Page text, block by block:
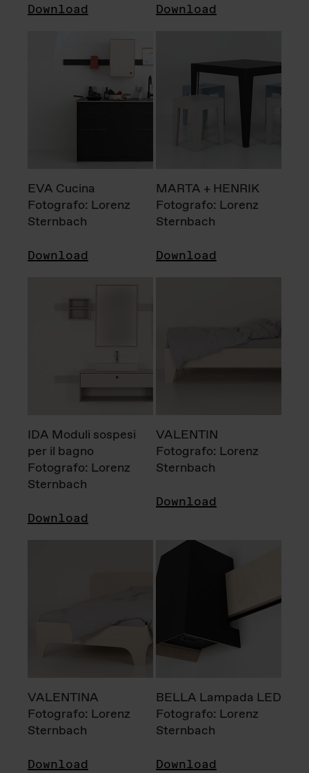
Download Download
EVA Cucina
Fotografo: Lorenz
Sternbach
Download
MARTA + HENRIK
Fotografo: Lorenz
Sternbach
Download
IDA Moduli sospesi
per il bagno
Fotografo: Lorenz
Sternbach
Download
VALENTIN
Fotografo: Lorenz
Sternbach
Download
VALENTINA
Fotografo: Lorenz
Sternbach
Download
BELLA Lampada LED
Fotografo: Lorenz
Sternbach
Download